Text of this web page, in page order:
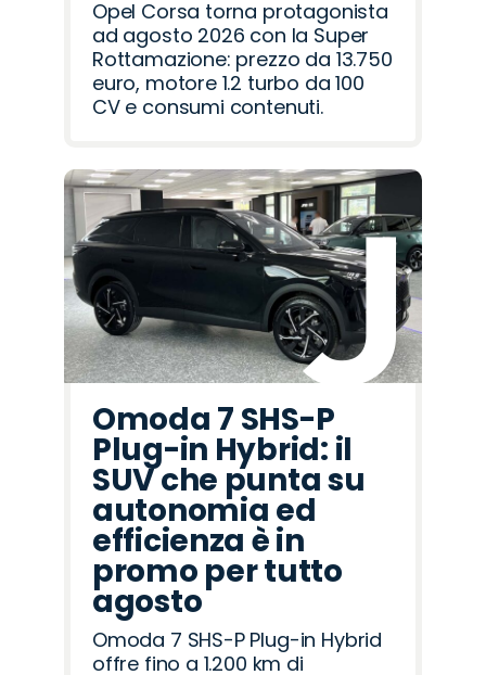
Opel Corsa torna protagonista
ad agosto 2026 con la Super
Rottamazione: prezzo da 13.750
euro, motore 1.2 turbo da 100
CV e consumi contenuti.
Omoda 7 SHS-P
Plug-in Hybrid: il
SUV che punta su
autonomia ed
efficienza è in
promo per tutto
agosto
Omoda 7 SHS-P Plug-in Hybrid
offre fino a 1.200 km di